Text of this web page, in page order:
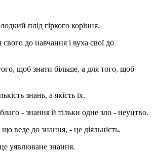
плід гіркого коріння.
до навчання і вуха свої до
щоб знати більше, а для того, щоб
знань, а якість їх.
- знання й тільки одне зло - неуцтво.
веде до знання, - це діяльність.
уявлюване знання.